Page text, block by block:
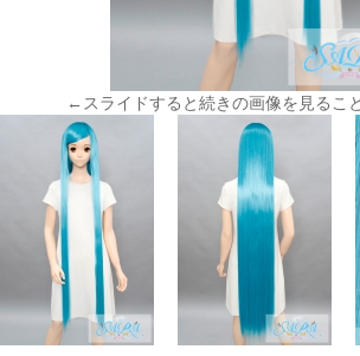
←スライドすると続きの画像を見るこ